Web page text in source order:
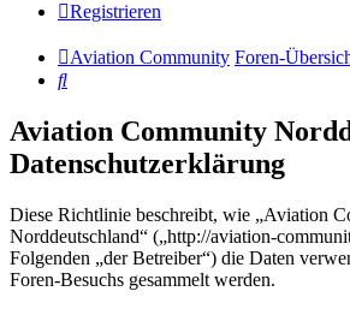
Registrieren
Aviation Community Foren-
Suche
Aviation Community
Datenschutzerklärung
Diese Richtlinie beschreibt, wie „Aviation
Norddeutschland“ („http://aviation-
Folgenden „der Betreiber“) die Daten
Foren-Besuchs gesammelt werden.